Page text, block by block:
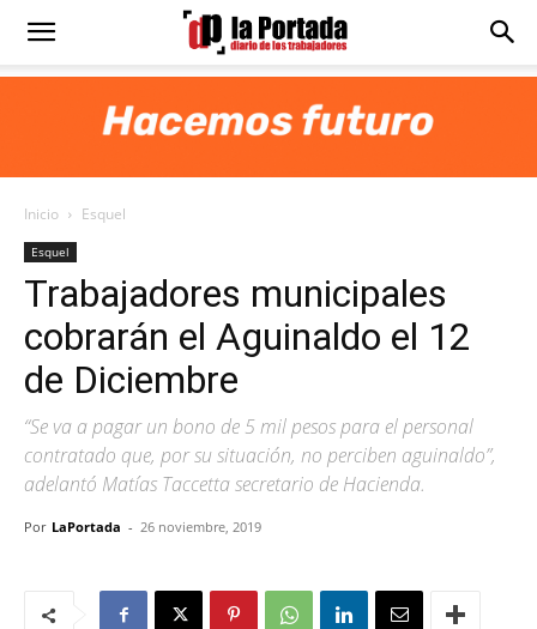
Diario
Portada
Inicio Esquel
Esquel
Trabajadores municipales
cobrarán el Aguinaldo el 12
de Diciembre
“Se va a pagar un bono de 5 mil pesos para el personal
contratado que, por su situación, no perciben aguinaldo”,
adelantó Matías Taccetta secretario de Hacienda.
Por LaPortada - 26 noviembre, 2019